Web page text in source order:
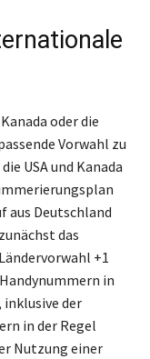
oder die
Vorwahl zu
USA und Kanada
aus Deutschland
das
+1
in
inklusive der
in der Regel
Nutzung einer